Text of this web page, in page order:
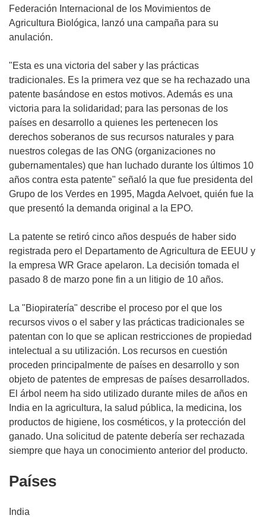
Federación Internacional de los Movimientos de
Agricultura Biológica, lanzó una campaña para su
anulación.
"Esta es una victoria del saber y las prácticas
tradicionales. Es la primera vez que se ha rechazado una
patente basándose en estos motivos. Además es una
victoria para la solidaridad; para las personas de los
países en desarrollo a quienes les pertenecen los
derechos soberanos de sus recursos naturales y para
nuestros colegas de las ONG (organizaciones no
gubernamentales) que han luchado durante los últimos 10
años contra esta patente" señaló la que fue presidenta del
Grupo de los Verdes en 1995, Magda Aelvoet, quién fue la
que presentó la demanda original a la EPO.
La patente se retiró cinco años después de haber sido
registrada pero el Departamento de Agricultura de EEUU y
la empresa WR Grace apelaron. La decisión tomada el
pasado 8 de marzo pone fin a un litigio de 10 años.
La "Biopiratería" describe el proceso por el que los
recursos vivos o el saber y las prácticas tradicionales se
patentan con lo que se aplican restricciones de propiedad
intelectual a su utilización. Los recursos en cuestión
proceden principalmente de países en desarrollo y son
objeto de patentes de empresas de países desarrollados.
El árbol neem ha sido utilizado durante miles de años en
India en la agricultura, la salud pública, la medicina, los
productos de higiene, los cosméticos, y la protección del
ganado. Una solicitud de patente debería ser rechazada
siempre que haya un conocimiento anterior del producto.
Países
India